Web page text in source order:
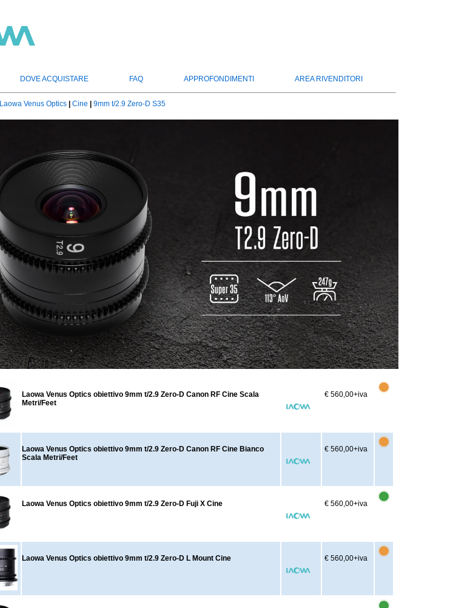
DOVE ACQUISTARE FAQ APPROFONDIMENTI AREA RIVENDITORI
Laowa Venus Optics Cine 9mm t/2.9 Zero-D S35
Laowa Venus Optics obiettivo 9mm t/2.9 Zero-D Canon RF Cine Scala
Metri/Feet
€ 560,00+iva
Laowa Venus Optics obiettivo 9mm t/2.9 Zero-D Canon RF Cine Bianco
Scala Metri/Feet
€ 560,00+iva
Laowa Venus Optics obiettivo 9mm t/2.9 Zero-D Fuji X Cine € 560,00+iva
Laowa Venus Optics obiettivo 9mm t/2.9 Zero-D L Mount Cine € 560,00+iva